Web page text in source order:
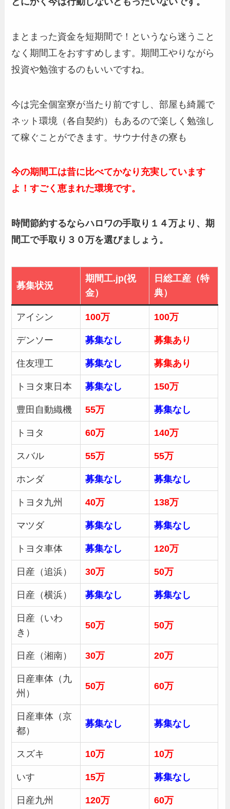
まとまった資金を短期間で！というなら迷うこと
なく期間工をおすすめします。期間工やりながら
投資や勉強するのもいいですね。
今は完全個室寮が当たり前ですし、部屋も綺麗で
ネット環境（各自契約）もあるので楽しく勉強し
て稼ぐことができます。サウナ付きの寮も
今の期間工は昔に比べてかなり充実しています
よ！すごく恵まれた環境です。
時間節約するならハロワの手取り１４万より、期
間工で手取り３０万を選びましょう。
募集状況
期間工.jp(祝
金）
日総工産（特
典）
アイシン 100万 100万
デンソー 募集なし 募集あり
住友理工 募集なし 募集あり
トヨタ東日本 募集なし 150万
豊田自動織機 55万 募集なし
トヨタ 60万 140万
スバル 55万 55万
ホンダ 募集なし 募集なし
トヨタ九州 40万 138万
マツダ 募集なし 募集なし
トヨタ車体 募集なし 120万
日産（追浜） 30万 50万
日産（横浜） 募集なし 募集なし
日産（いわ
き）
50万 50万
日産（湘南） 30万 20万
日産車体（九
州）
50万 60万
日産車体（京
都）
募集なし 募集なし
スズキ 10万 10万
いすゞ 15万 募集なし
日産九州 120万 60万